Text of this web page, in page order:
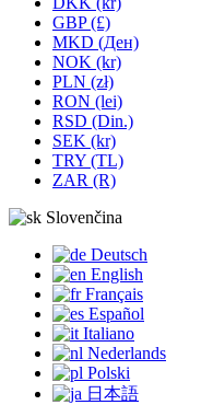
GBP (£)
MKD (Ден)
NOK (kr)
PLN (zł)
RON (lei)
RSD (Din.)
SEK (kr)
TRY (TL)
ZAR (R)
Slovenčina
Deutsch
English
Français
Español
Italiano
Nederlands
Polski
日本語